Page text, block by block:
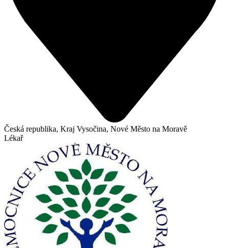
Česká republika, Kraj Vysočina, Nové Město na Moravě
Lékař